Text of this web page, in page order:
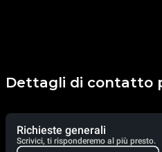
Dettagli di contatto
Richieste generali
Scrivici, ti risponderemo al più presto.